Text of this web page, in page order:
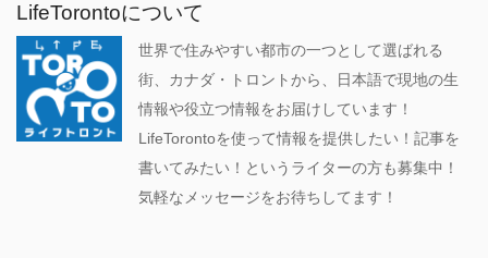
LifeTorontoについて
世界で住みやすい都市の一つとして選ばれる
街、カナダ・トロントから、日本語で現地の生
情報や役立つ情報をお届けしています！
LifeTorontoを使って情報を提供したい！記事を
書いてみたい！というライターの方も募集中！
気軽なメッセージをお待ちしてます！